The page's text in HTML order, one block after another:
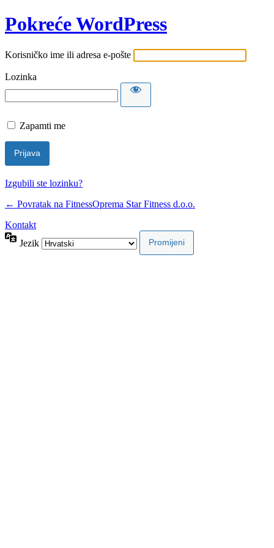
Pokreće WordPress
Korisničko ime ili adresa e-pošte
Lozinka
Zapamti me
Izgubili ste lozinku?
← Povratak na FitnessOprema Star Fitness d.o.o.
Kontakt
Jezik